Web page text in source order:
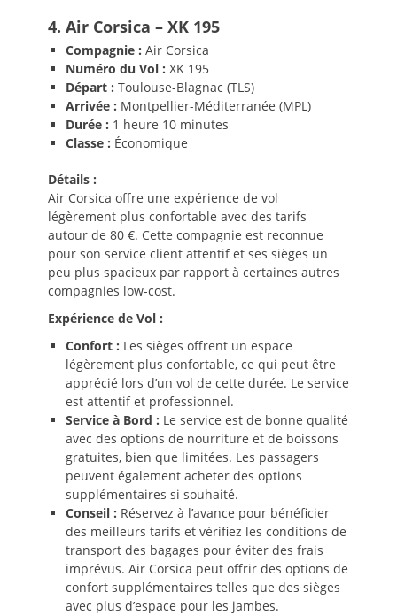
4. Air Corsica – XK 195
Compagnie : Air Corsica
Numéro du Vol : XK 195
Départ : Toulouse-Blagnac (TLS)
Arrivée : Montpellier-Méditerranée (MPL)
Durée : 1 heure 10 minutes
Classe : Économique
Détails :
Air Corsica offre une expérience de vol
légèrement plus confortable avec des tarifs
autour de 80 €. Cette compagnie est reconnue
pour son service client attentif et ses sièges un
peu plus spacieux par rapport à certaines autres
compagnies low-cost.
Expérience de Vol :
Confort : Les sièges offrent un espace
légèrement plus confortable, ce qui peut être
apprécié lors d’un vol de cette durée. Le service
est attentif et professionnel.
Service à Bord : Le service est de bonne qualité
avec des options de nourriture et de boissons
gratuites, bien que limitées. Les passagers
peuvent également acheter des options
supplémentaires si souhaité.
Conseil : Réservez à l’avance pour bénéficier
des meilleurs tarifs et vérifiez les conditions de
transport des bagages pour éviter des frais
imprévus. Air Corsica peut offrir des options de
confort supplémentaires telles que des sièges
avec plus d’espace pour les jambes.